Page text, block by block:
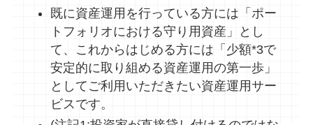
既に資産運用を行っている方には「ポー
トフォリオにおける守り用資産」とし
て、これからはじめる方には「少額*3で
安定的に取り組める資産運用の第一歩」
としてご利用いただきたい資産運用サー
ビスです。